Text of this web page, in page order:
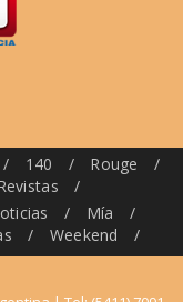
/ 140 / Rouge
/
/
/ Mía
/
/ Weekend /